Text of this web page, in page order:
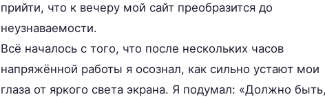
прийти, что к вечеру мой сайт преобразится до
неузнаваемости.
Всё началось с того, что после нескольких часов
напряжённой работы я осознал, как сильно устают мои
глаза от яркого света экрана. Я подумал: «Должно быть,